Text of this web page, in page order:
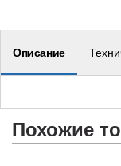
Описание
Похожие